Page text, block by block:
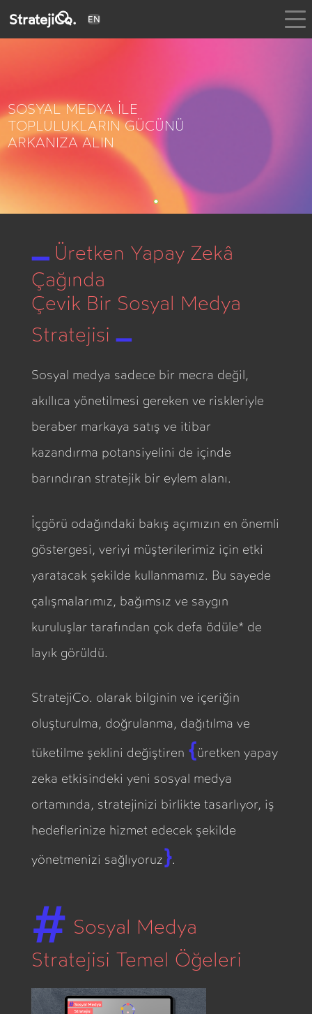
StratejiCo. EN
SOSYAL MEDYA İLE
TOPLULUKLARIN GÜCÜNÜ
ARKANIZA ALIN
Üretken Yapay Zekâ
Çağında
Çevik Bir Sosyal Medya
Stratejisi
Sosyal medya sadece bir mecra değil,
akıllıca yönetilmesi gereken ve riskleriyle
beraber markaya satış ve itibar
kazandırma potansiyelini de içinde
barındıran stratejik bir eylem alanı.
İçgörü odağındaki bakış açımızın en önemli
göstergesi, veriyi müşterilerimiz için etki
yaratacak şekilde kullanmamız. Bu sayede
çalışmalarımız, bağımsız ve saygın
kuruluşlar tarafından çok defa ödüle* de
layık görüldü.
StratejiCo. olarak bilginin ve içeriğin
oluşturulma, doğrulanma, dağıtılma ve
tüketilme şeklini değiştiren {üretken yapay
zeka etkisindeki yeni sosyal medya
ortamında, stratejinizi birlikte tasarlıyor, iş
hedeflerinize hizmet edecek şekilde
yönetmenizi sağlıyoruz}.
# Sosyal Medya
Stratejisi Temel Öğeleri